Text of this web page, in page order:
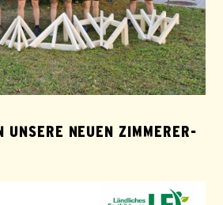
UNSERE NEUEN ZIMMERER-